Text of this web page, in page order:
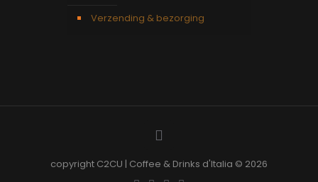
Verzending & bezorging
copyright C2CU | Coffee & Drinks d'Italia © 2026